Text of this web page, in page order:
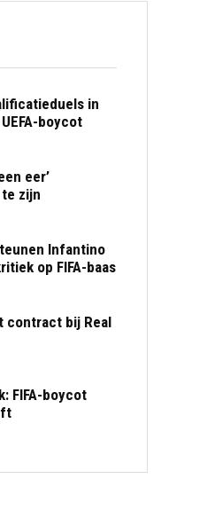
in
boycot
eer’
zijn
Infantino
op FIFA-baas
contract bij Real
FIFA-boycot